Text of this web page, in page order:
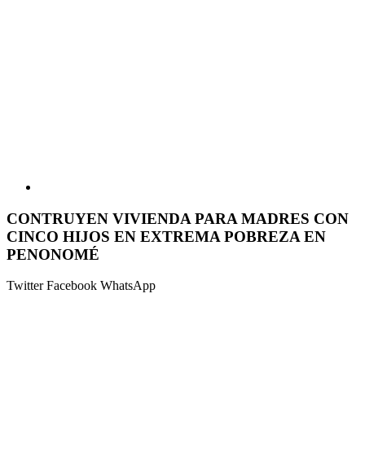
CONTRUYEN VIVIENDA PARA MADRES CON
CINCO HIJOS EN EXTREMA POBREZA EN
PENONOMÉ
TwitterFacebook WhatsApp